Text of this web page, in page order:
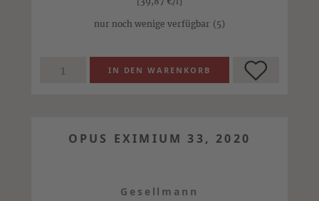
nur noch wenige verfügbar (5)
OPUS EXIMIUM 33, 2020
Gesellmann